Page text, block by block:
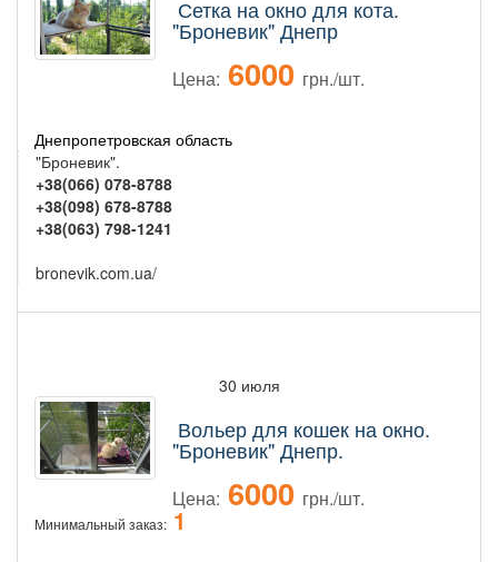
Сетка на окно для кота.
"Броневик" Днепр
Цена: 6000 грн./шт.
Днепропетровская область
"Броневик".
+38(066) 078-8788
+38(098) 678-8788
+38(063) 798-1241
bronevik.com.ua/
30 июля
Вольер для кошек на окно.
"Броневик" Днепр.
Цена: 6000 грн./шт.
Минимальный заказ: 1